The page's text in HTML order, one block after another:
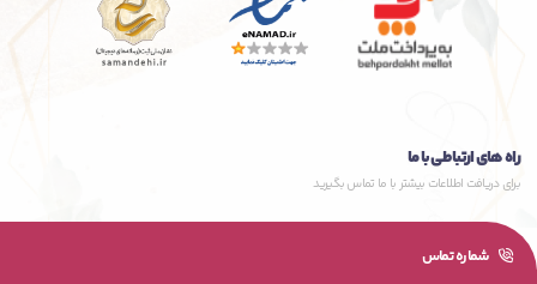
راه های ارتباطی با ما
برای دریافت اطلاعات بیشتر با ما تماس بگیرید
شماره تماس